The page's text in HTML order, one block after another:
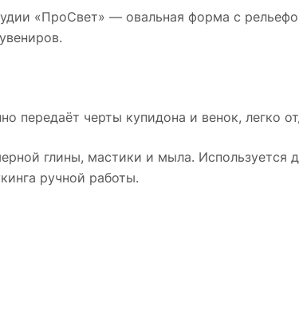
«ПроСвет» — овальная форма с
передаёт черты купидона и венок, легко
глины, мастики и мыла. Используется
ручной работы.